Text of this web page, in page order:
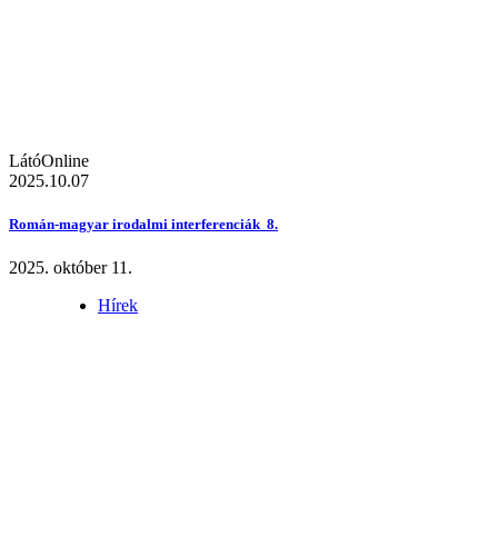
LátóOnline
2025.10.07
Román-magyar irodalmi interferenciák 8.
2025. október 11.
Hírek